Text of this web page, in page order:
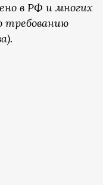
в РФ и многих
требованию